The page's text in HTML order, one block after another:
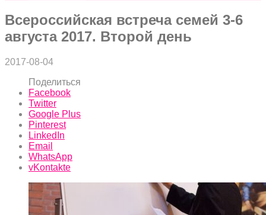
Всероссийская встреча семей 3-6
августа 2017. Второй день
2017-08-04
Поделиться
Facebook
Twitter
Google Plus
Pinterest
LinkedIn
Email
WhatsApp
vKontakte